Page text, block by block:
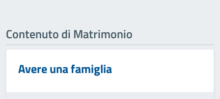
Contenuto di Matrimonio
Avere una famiglia